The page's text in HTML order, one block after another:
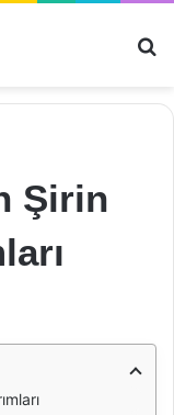
Şirin